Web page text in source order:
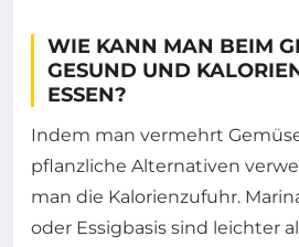
WIE KANN MAN BEIM
GESUND UND
ESSEN?
Indem man vermehrt
pflanzliche Alternativen
man die Kalorienzufuhr.
oder Essigbasis sind leichter